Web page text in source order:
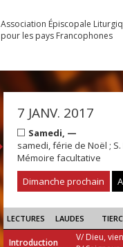
Association Épiscopale
pour les pays Francophones
7 JANV. 2017
Samedi, —
samedi, férie de Noël ;
Mémoire facultative
Dimanche prochain
LECTURES LAUDES
Introduction
V/ Dieu,